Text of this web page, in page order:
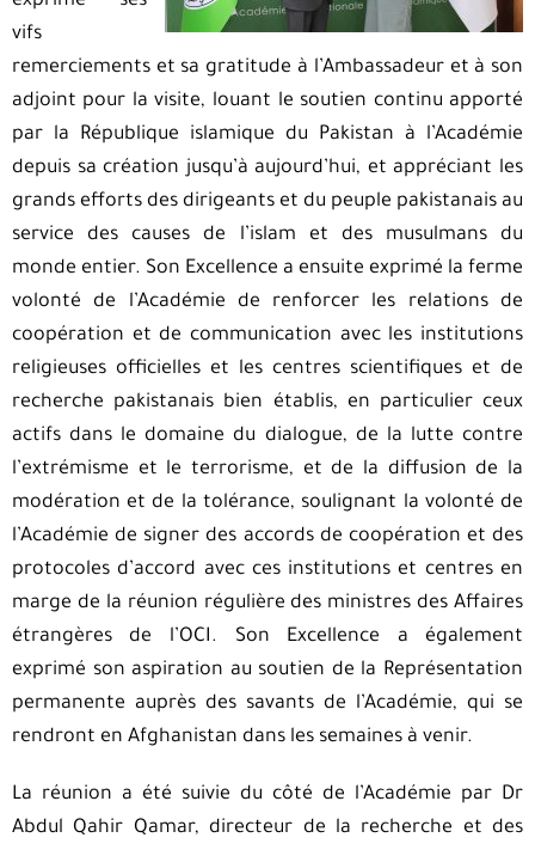
vifs
remerciements et sa gratitude à l’Ambassadeur et à son
adjoint pour la visite, louant le soutien continu apporté
par la République islamique du Pakistan à l’Académie
depuis sa création jusqu’à aujourd’hui, et appréciant les
grands efforts des dirigeants et du peuple pakistanais au
service des causes de l’islam et des musulmans du
monde entier. Son Excellence a ensuite exprimé la ferme
volonté de l’Académie de renforcer les relations de
coopération et de communication avec les institutions
religieuses officielles et les centres scientifiques et de
recherche pakistanais bien établis, en particulier ceux
actifs dans le domaine du dialogue, de la lutte contre
l’extrémisme et le terrorisme, et de la diffusion de la
modération et de la tolérance, soulignant la volonté de
l’Académie de signer des accords de coopération et des
protocoles d’accord avec ces institutions et centres en
marge de la réunion régulière des ministres des Affaires
étrangères de l’OCI. Son Excellence a également
exprimé son aspiration au soutien de la Représentation
permanente auprès des savants de l’Académie, qui se
rendront en Afghanistan dans les semaines à venir.
La réunion a été suivie du côté de l’Académie par Dr
Abdul Qahir Qamar, directeur de la recherche et des